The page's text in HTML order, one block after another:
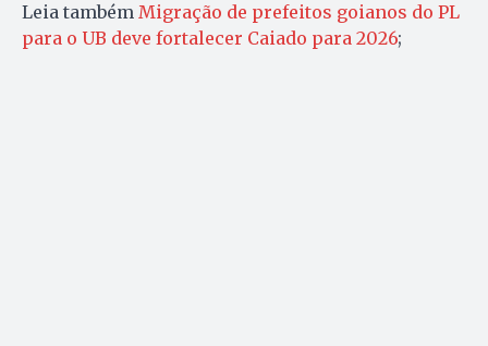
Leia também Migração de prefeitos goianos do PL
para o UB deve fortalecer Caiado para 2026;